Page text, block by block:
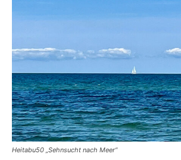
Heitabu50 „Sehnsucht nach Meer“